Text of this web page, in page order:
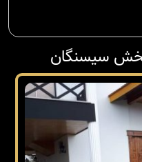
بخش سیسنگان